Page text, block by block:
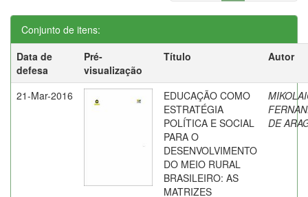
Conjunto de itens:
Data de
defesa
Pré-
visualização
Título Autor
21-Mar-2016
EDUCAÇÃO COMO
ESTRATÉGIA
POLÍTICA E SOCIAL
PARA O
DESENVOLVIMENTO
DO MEIO RURAL
BRASILEIRO: AS
MATRIZES
DE